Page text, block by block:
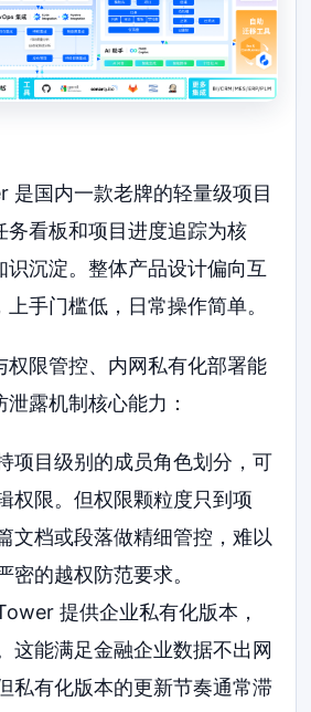
是国内一款老牌的轻量级项目
务看板和项目进度追踪为核
识沉淀。整体产品设计偏向互
手门槛低，日常操作简单。
权限管控、内网私有化部署能
露机制核心能力：
项目级别的成员角色划分，可
权限。但权限颗粒度只到项
文档或段落做精细管控，难以
密的越权防范要求。
提供企业私有化版本，
这能满足金融企业数据不出网
私有化版本的更新节奏通常滞